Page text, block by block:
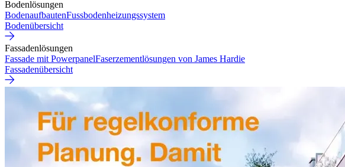
Bodenlösungen
BodenaufbautenFussbodenheizungssystem
Bodenübersicht
Fassadenlösungen
Fassade mit PowerpanelFaserzementlösungen von James Hardie
Fassadenübersicht